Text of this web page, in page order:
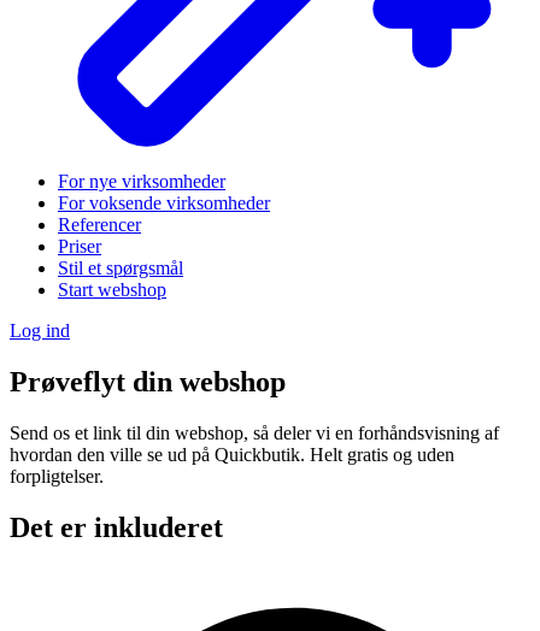
For nye virksomheder
For voksende virksomheder
Referencer
Priser
Stil et spørgsmål
Start webshop
Log ind
Prøveflyt din webshop
Send os et link til din webshop, så deler vi en forhåndsvisning af
hvordan den ville se ud på Quickbutik. Helt gratis og uden
forpligtelser.
Det er inkluderet